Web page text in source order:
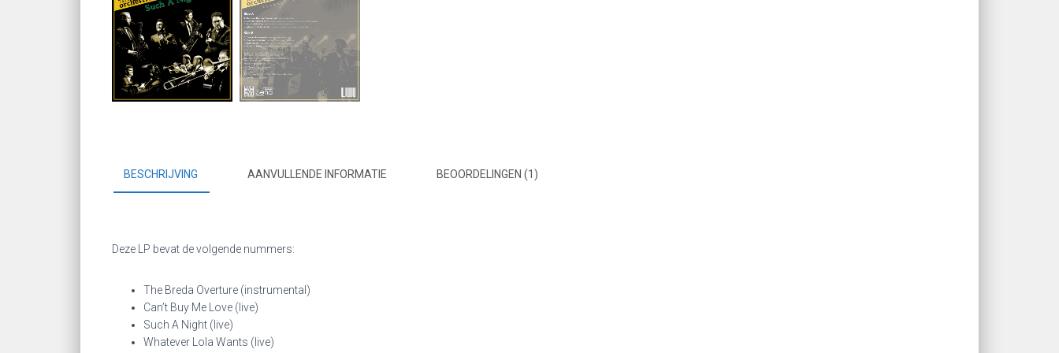
BESCHRIJVING AANVULLENDE INFORMATIE BEOORDELINGEN (1)
Deze LP bevat de volgende nummers:
The Breda Overture (instrumental)
Can’t Buy Me Love (live)
Such A Night (live)
Whatever Lola Wants (live)